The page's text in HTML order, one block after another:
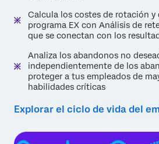
Calcula los costes de rotación y
programa EX con Análisis de
que se conectan con los
Analiza los abandonos no
independientemente de los
proteger a tus empleados de
habilidades críticas
Explorar el ciclo de vida del